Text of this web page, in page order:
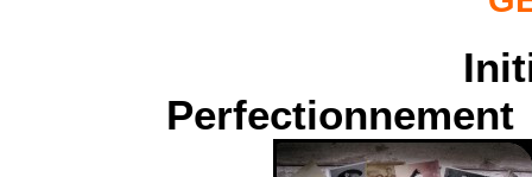
Perfectionnement